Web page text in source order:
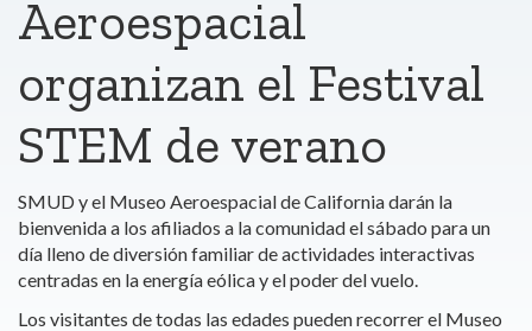
Aeroespacial
organizan el Festival
STEM de verano
SMUD y el Museo Aeroespacial de California darán la
bienvenida a los afiliados a la comunidad el sábado para un
día lleno de diversión familiar de actividades interactivas
centradas en la energía eólica y el poder del vuelo.
Los visitantes de todas las edades pueden recorrer el Museo